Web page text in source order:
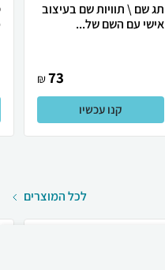
תג שם \ תוויות שם בעיצוב
אישי עם השם של...
73
₪
קנו עכשיו
לכל המוצרים